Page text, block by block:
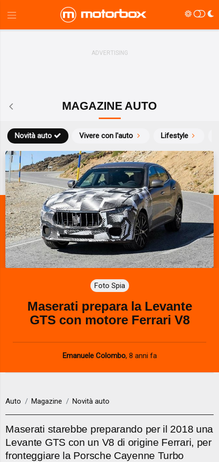
MAGAZINE AUTO
Novità auto Vivere con l'auto Lifestyle
Foto Spia
Maserati prepara la Levante
GTS con motore Ferrari V8
Emanuele Colombo, 8 anni fa
Auto Magazine Novità auto
Maserati starebbe preparando per il 2018 una
Levante GTS con un V8 di origine Ferrari, per
fronteggiare la Porsche Cayenne Turbo